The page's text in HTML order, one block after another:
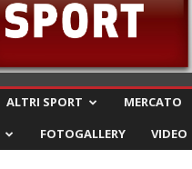
ALTRI SPORT
MERCATO
FOTOGALLERY VIDEO